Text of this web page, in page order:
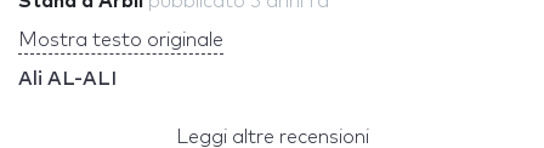
Mostra testo originale
Ali AL-ALI
Leggi altre recensioni